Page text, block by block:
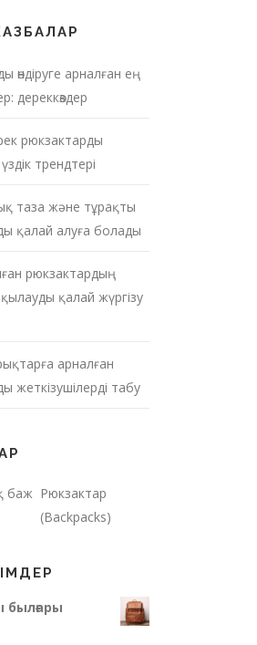
өндіруге арналған ең
дереккөздер
рюкзактарды
үздік трендтері
таза және тұрақты
қалай алуға болады
рюкзактардың
қалай жүргізу
арналған
жеткізушілерді табу
баж Рюкзактар
(Backpacks)